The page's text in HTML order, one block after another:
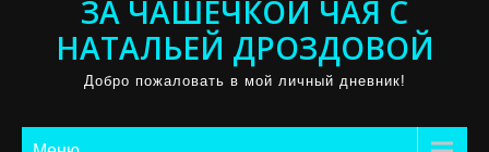
ЗА ЧАШЕЧКОЙ ЧАЯ С
НАТАЛЬЕЙ ДРОЗДОВОЙ
Добро пожаловать в мой личный дневник!